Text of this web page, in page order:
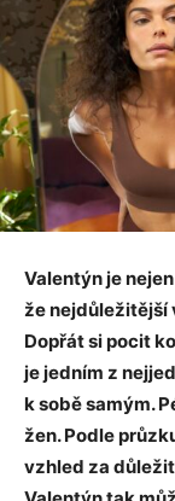
Valentýn je
že nejdůležitější
Dopřát si pocit
je jedním z
k sobě samým.
žen. Podle
vzhled za